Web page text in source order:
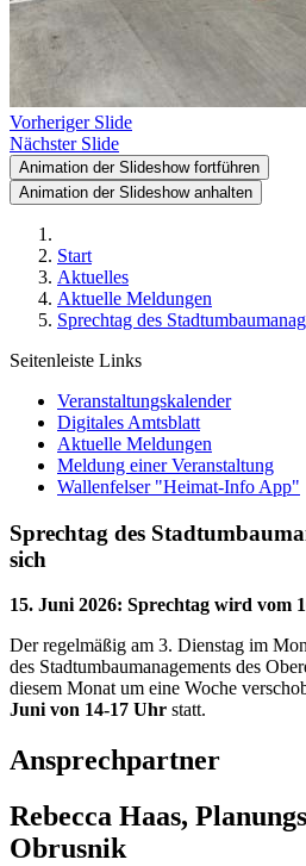
Vorheriger Slide
Nächster Slide
Animation der Slideshow fortführen
Animation der Slideshow anhalten
Start
Aktuelles
Aktuelle Meldungen
Sprechtag des
Seitenleiste Links
Veranstaltungskalender
Digitales Amtsblatt
Aktuelle Meldungen
Meldung einer Veranstaltung
Wallenfelser "Heimat-Info App"
Sprechtag des
sich
15. Juni 2026: Sprechtag wird vom
Der regelmäßig am 3. Dienstag im
des Stadtumbaumanagements des
diesem Monat um eine Woche
Juni von 14-17 Uhr statt.
Ansprechpartner
Rebecca Haas,
Obrusnik